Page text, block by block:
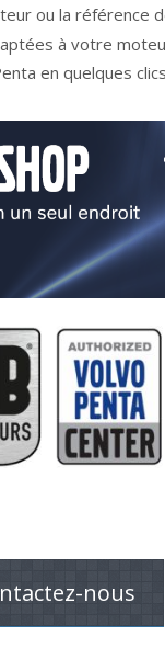
ou la référence
à votre
en quelques
nous